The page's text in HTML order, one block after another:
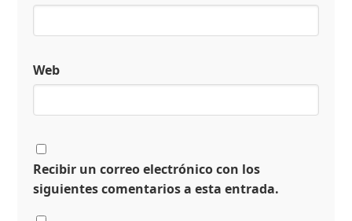
Web
Recibir un correo electrónico con los
siguientes comentarios a esta entrada.